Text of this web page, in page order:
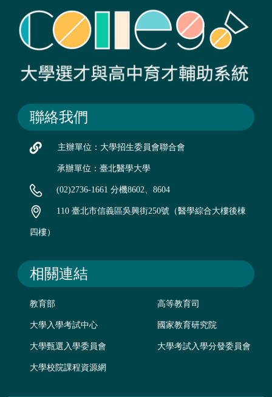
聯絡我們
主辦單位：大學招生委員會聯合會
承辦單位：臺北醫學大學
(02)2736-1661 分機8602、8604
110 臺北市信義區吳興街250號（醫學綜合大樓後棟
四樓）
相關連結
教育部 高等教育司
大學入學考試中心 國家教育研究院
大學甄選入學委員會 大學考試入學分發委員會
大學校院課程資源網